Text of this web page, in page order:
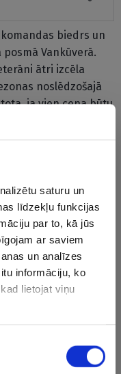
saturu un
līdzekļu funkcijas
par to, kā jūs
ar saviem
un analīzes
informāciju, ko
lietojat viņu
biedrs un
Vankūverā.
ātri izcēla
noslēdzošajā
ja vien cena būtu
visticamāk,
kurai ir
spēlētājam,
demonstrēja
sastāvā
bet viņa vērtība
nozīmē. Viņa
centrā, kļūst arvien
Ņemot vērā
pagarinās ar
izraisīs lielu